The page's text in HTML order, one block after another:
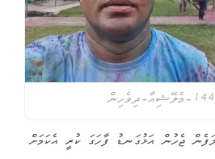
ޖެހުން އަޅުގަނޑު ފާހަގަ ކުރީ އެކަމަށް